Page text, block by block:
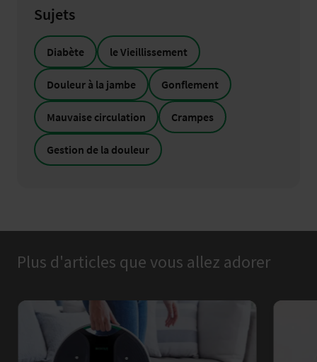
Sujets
Diabète le Vieillissement
Douleur à la jambe Gonflement
Mauvaise circulation Crampes
Gestion de la douleur
Plus d'articles que vous allez adorer